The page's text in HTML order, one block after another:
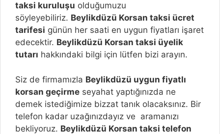
taksi kuruluşu olduğumuzu
söyleyebiliriz. Beylikdüzü Korsan taksi ücret
tarifesi günün her saati en uygun fiyatları işaret
edecektir. Beylikdüzü Korsan taksi üyelik
tutarı hakkındaki bilgi için lütfen bizi arayın.
Siz de firmamızla Beylikdüzü uygun fiyatlı
korsan geçirme seyahat yaptığınızda ne
demek istediğimize bizzat tanık olacaksınız. Bir
telefon kadar uzağınızdayız ve aramanızı
bekliyoruz. Beylikdüzü Korsan taksi telefon